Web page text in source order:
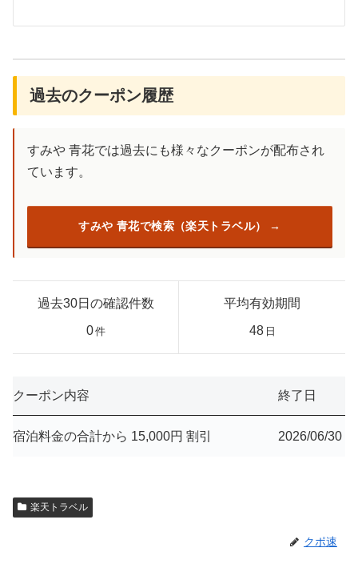
過去のクーポン履歴
すみや 青花では過去にも様々なクーポンが配布され
ています。
すみや 青花で検索（楽天トラベル）
過去30日の確認件数
0件
平均有効期間
48 日
クーポン内容 終了日
宿泊料金の合計から 15,000円 割引 2026/06/30
楽天トラベル
クポ速